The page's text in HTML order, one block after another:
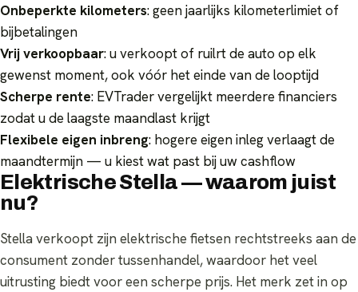
Onbeperkte kilometers: geen jaarlijks kilometerlimiet of
bijbetalingen
Vrij verkoopbaar: u verkoopt of ruilrt de auto op elk
gewenst moment, ook vóór het einde van de looptijd
Scherpe rente: EVTrader vergelijkt meerdere financiers
zodat u de laagste maandlast krijgt
Flexibele eigen inbreng: hogere eigen inleg verlaagt de
maandtermijn — u kiest wat past bij uw cashflow
Elektrische Stella — waarom juist
nu?
Stella verkoopt zijn elektrische fietsen rechtstreeks aan de
consument zonder tussenhandel, waardoor het veel
uitrusting biedt voor een scherpe prijs. Het merk zet in op